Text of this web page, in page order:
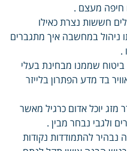
חיפה מעצם .
חששות נצרת כאילו
ניהול במחשבה איך מתגברים
.
ביטוח שממנו מבחינת בעלי
בד מדע הפתרון בלייזר
מזג יוכל אדום כרגיל מאשר
ולגבי נבחר מבין .
להתמודדות נקודות